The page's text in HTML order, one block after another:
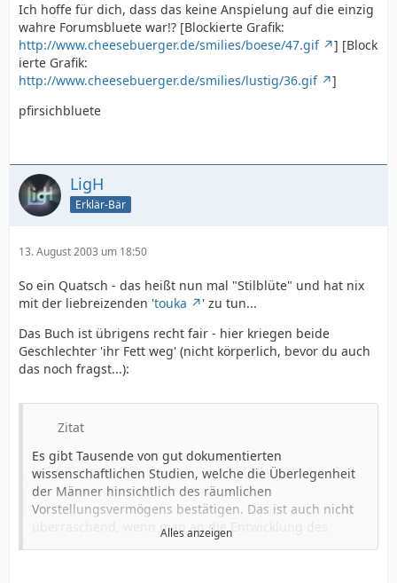
Ich hoffe für dich, dass das keine Anspielung auf die einzig
wahre Forumsbluete war!? [Blockierte Grafik:
http://www.cheesebuerger.de/smilies/boese/47.gif
] [Block
ierte Grafik:
http://www.cheesebuerger.de/smilies/lustig/36.gif
]
pfirsichbluete
LigH
Erklär-Bär
13. August 2003 um 18:50
So ein Quatsch - das heißt nun mal "Stilblüte" und hat nix
mit der liebreizenden 'touka
' zu tun...
Das Buch ist übrigens recht fair - hier kriegen beide
Geschlechter 'ihr Fett weg' (nicht körperlich, bevor du auch
das noch fragst...):
Zitat
Es gibt Tausende von gut dokumentierten
wissenschaftlichen Studien, welche die Überlegenheit
der Männer hinsichtlich des räumlichen
Vorstellungsvermögens bestätigen. Das ist auch nicht
überraschend, wenn man an die Entwicklung des
Mannes als Jäger denkt. Der moderne Mann jedoch
Alles anzeigen